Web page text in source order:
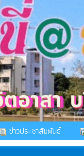
ข่าวประชาสัมพันธ์